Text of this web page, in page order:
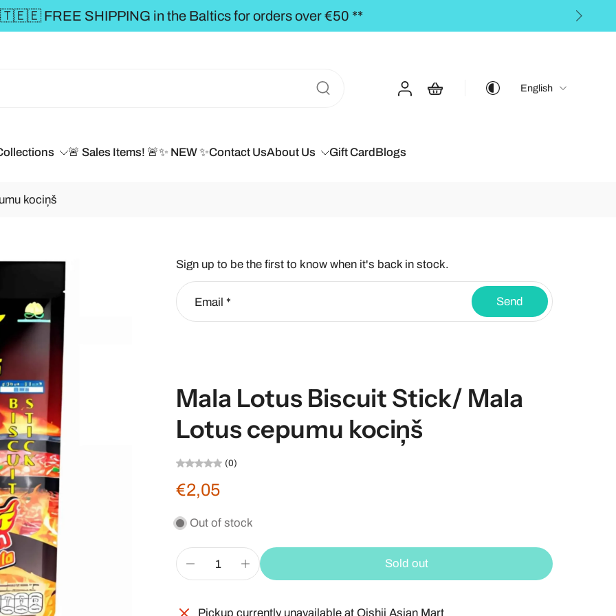
FREE SHIPPING in the Baltics for orders over €50 **
English
🚨 Sales Items! 🚨✨ NEW ✨Contact UsAbout Us Gift CardBlogs
kociņš
Sign up to be the first to know when it's back in stock.
Email * Send
Mala Lotus Biscuit Stick/ Mala
Lotus cepumu kociņš
(0)
€2,05
Out of stock
Sold out
Pickup currently unavailable at Oishii Asian Mart